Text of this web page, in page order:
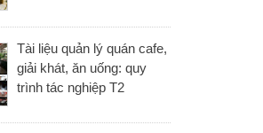
Tài liệu quản lý quán cafe,
giải khát, ăn uống: quy
trình tác nghiệp T2